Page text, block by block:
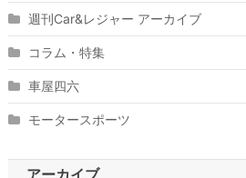
週刊Car&レジャー アーカイブ
コラム・特集
車屋四六
モータースポーツ